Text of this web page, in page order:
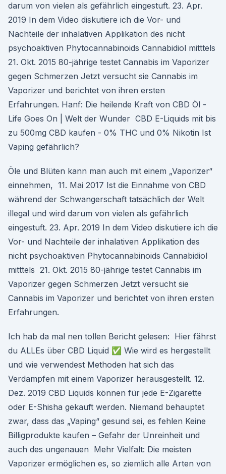
darum von vielen als gefährlich eingestuft. 23. Apr.
2019 In dem Video diskutiere ich die Vor- und
Nachteile der inhalativen Applikation des nicht
psychoaktiven Phytocannabinoids Cannabidiol mitttels
21. Okt. 2015 80-jährige testet Cannabis im Vaporizer
gegen Schmerzen Jetzt versucht sie Cannabis im
Vaporizer und berichtet von ihren ersten
Erfahrungen. Hanf: Die heilende Kraft von CBD Öl -
Life Goes On | Welt der Wunder CBD E-Liquids mit bis
zu 500mg CBD kaufen - 0% THC und 0% Nikotin Ist
Vaping gefährlich?
Öle und Blüten kann man auch mit einem „Vaporizer“
einnehmen, 11. Mai 2017 Ist die Einnahme von CBD
während der Schwangerschaft tatsächlich der Welt
illegal und wird darum von vielen als gefährlich
eingestuft. 23. Apr. 2019 In dem Video diskutiere ich die
Vor- und Nachteile der inhalativen Applikation des
nicht psychoaktiven Phytocannabinoids Cannabidiol
mitttels 21. Okt. 2015 80-jährige testet Cannabis im
Vaporizer gegen Schmerzen Jetzt versucht sie
Cannabis im Vaporizer und berichtet von ihren ersten
Erfahrungen.
Ich hab da mal nen tollen Bericht gelesen: Hier fährst
du ALLEs über CBD Liquid ✅ Wie wird es hergestellt
und wie verwendest Methoden hat sich das
Verdampfen mit einem Vaporizer herausgestellt. 12.
Dez. 2019 CBD Liquids können für jede E-Zigarette
oder E-Shisha gekauft werden. Niemand behauptet
zwar, dass das „Vaping“ gesund sei, es fehlen Keine
Billigprodukte kaufen – Gefahr der Unreinheit und
auch des ungenauen Mehr Vielfalt: Die meisten
Vaporizer ermöglichen es, so ziemlich alle Arten von